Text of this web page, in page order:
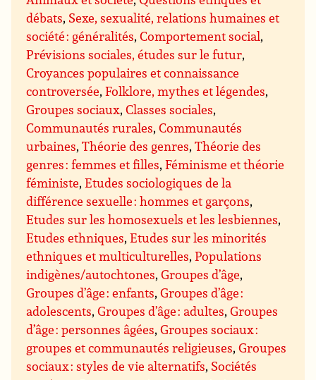
débats, Sexe, sexualité, relations humaines et
société : généralités,Comportement social,
Prévisions sociales, études sur le futur,
Croyances populaires et connaissance
controversée,Folklore, mythes et légendes,
Groupes sociaux,Classes sociales,
Communautés rurales,Communautés
urbaines,Théorie des genres,Théorie des
genres : femmes et filles,Féminisme et théorie
féministe,Etudes sociologiques de la
différence sexuelle : hommes et garçons,
Etudes sur les homosexuels et les lesbiennes,
Etudes ethniques,Etudes sur les minorités
ethniques et multiculturelles,Populations
indigènes/autochtones,Groupes d’âge,
Groupes d’âge : enfants,Groupes d’âge :
adolescents,Groupes d’âge : adultes,Groupes
d’âge : personnes âgées,Groupes sociaux :
groupes et communautés religieuses,Groupes
sociaux : styles de vie alternatifs, Sociétés